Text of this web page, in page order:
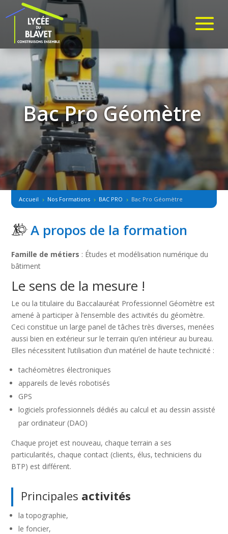
Bac Pro Géomètre
Accueil 5 Nos Formations 5 BAC PRO 5 Bac Pro Géomètre
A propos de la formation
Famille de métiers : Études et modélisation numérique du
bâtiment
Le sens de la mesure !
Le ou la titulaire du Baccalauréat Professionnel Géomètre est
amené à participer à l’ensemble des activités du géomètre.
Ceci constitue un large panel de tâches très diverses, menées
aussi bien en extérieur sur le terrain qu’en intérieur au bureau.
Elles nécessitent l’utilisation d’un matériel de haute technicité :
tachéomètres électroniques
appareils de levés robotisés
GPS
logiciels professionnels dédiés au calcul et au dessin assisté
par ordinateur (DAO)
Chaque projet est nouveau, chaque terrain a ses
particularités, chaque contact (clients, élus, techniciens du
BTP) est différent.
Principales activités
la topographie,
le foncier,